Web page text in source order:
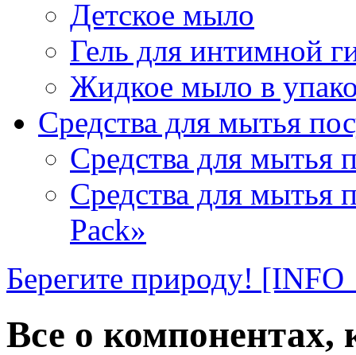
Детское мыло
Гель для интимной
Жидкое мыло в
Средства для мытья
Средства для мытья
Средства для мытья
Pack»
Берегите природу!
Все о